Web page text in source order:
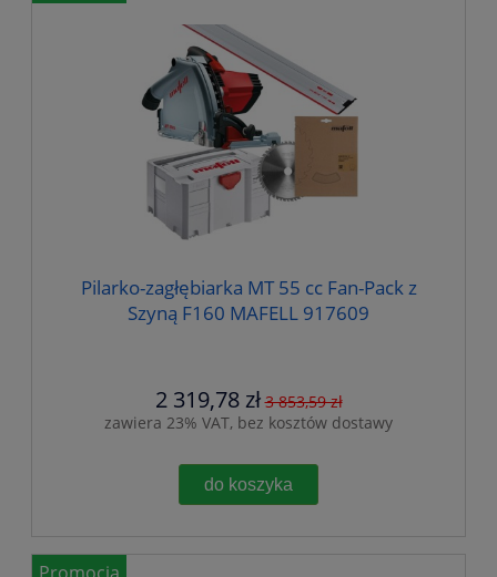
Pilarko-zagłębiarka MT 55 cc Fan-Pack z
Szyną F160 MAFELL 917609
2 319,78 zł 3 853,59 zł
zawiera 23% VAT, bez kosztów dostawy
do koszyka